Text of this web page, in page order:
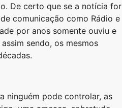
De certo que se a notícia for
comunicação como Rádio e
por anos somente ouviu e
sendo, os mesmos
ninguém pode controlar, as